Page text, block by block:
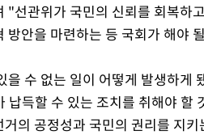
선관위가 국민의 신뢰를 회복하
방안을 마련하는 등 국회가 해야
수 없는 일이 어떻게 발생하게
납득할 수 있는 조치를 취해야 할
의 공정성과 국민의 권리를 지